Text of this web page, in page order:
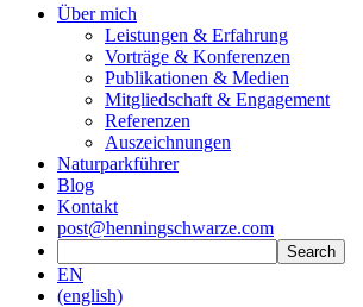
Über mich
Leistungen & Erfahrung
Vorträge & Konferenzen
Publikationen & Medien
Mitgliedschaft & Engagement
Referenzen
Auszeichnungen
Naturparkführer
Blog
Kontakt
post@henningschwarze.com
EN
(english)